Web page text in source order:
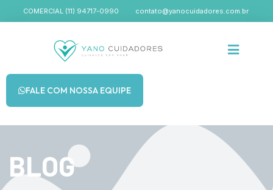
COMERCIAL (11) 94717-0990 contato@yanocuidadores.com.br
FALE COM NOSSA EQUIPE
BLOG